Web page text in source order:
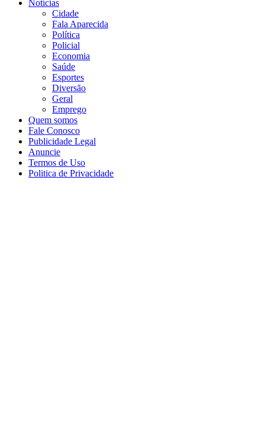
Notícias
Cidade
Fala Aparecida
Política
Policial
Economia
Saúde
Esportes
Diversão
Geral
Emprego
Quem somos
Fale Conosco
Publicidade Legal
Anuncie
Termos de Uso
Politica de Privacidade